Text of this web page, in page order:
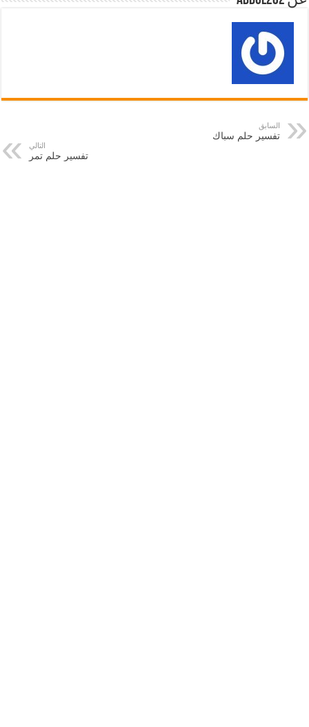
السابق
تفسير حلم سباك
التالي
تفسير حلم تمر